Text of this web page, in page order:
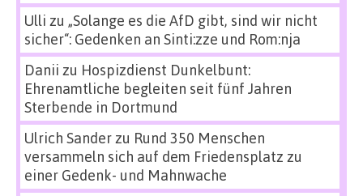
Ulli zu „Solange es die AfD gibt, sind wir nicht
sicher“: Gedenken an Sinti:zze und Rom:nja
Danii zu Hospizdienst Dunkelbunt:
Ehrenamtliche begleiten seit fünf Jahren
Sterbende in Dortmund
Ulrich Sanderzu Rund 350 Menschen
versammeln sich auf dem Friedensplatz zu
einer Gedenk- und Mahnwache